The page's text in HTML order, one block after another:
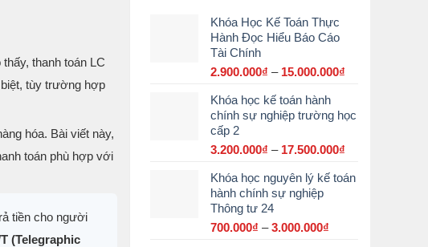
thanh toán LC
tùy trường hợp
hóa. Bài viết này,
toán phù hợp với
tiền cho người
(Telegraphic
Khóa Học Kế Toán Thực
Hành Đọc Hiểu Báo Cáo
Tài Chính
2.900.000₫ – 15.000.000₫
2.900.000₫
Khóa học kế toán hành
chính sự nghiệp trường học
cấp 2
3.200.000₫ – 17.500.000₫
từ
Khóa học nguyên lý kế toán
hành chính sự nghiệp
Thông tư 24
700.000₫ – 3.000.000₫